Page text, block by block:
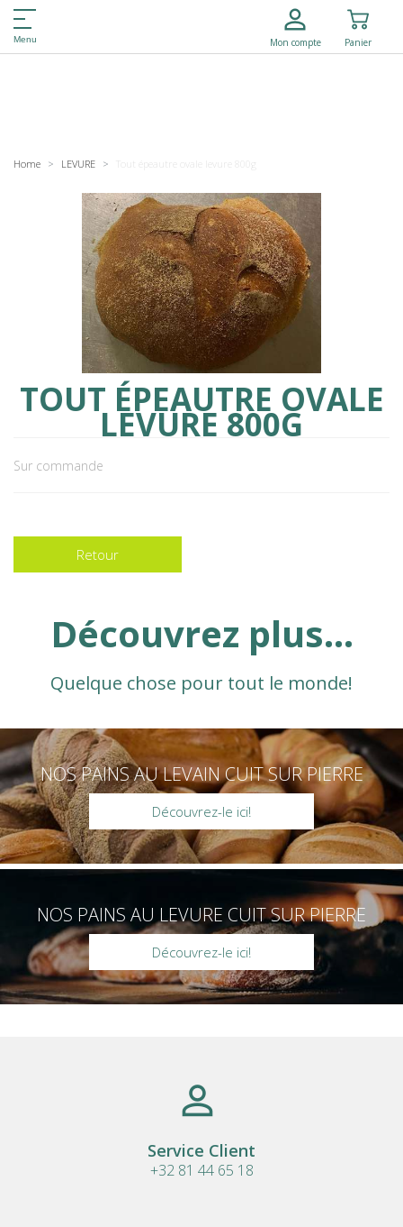
Menu Mon compte Panier
Home LEVURE Tout épeautre ovale levure 800g
TOUT ÉPEAUTRE OVALE
LEVURE 800G
Sur commande
Retour
Découvrez plus...
Quelque chose pour tout le monde!
NOS PAINS AU LEVAIN CUIT SUR PIERRE
Découvrez-le ici!
NOS PAINS AU LEVURE CUIT SUR PIERRE
Découvrez-le ici!
Service Client
+32 81 44 65 18